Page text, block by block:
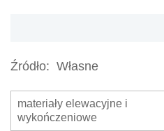
Źródło: Własne
materiały elewacyjne i
wykończeniowe